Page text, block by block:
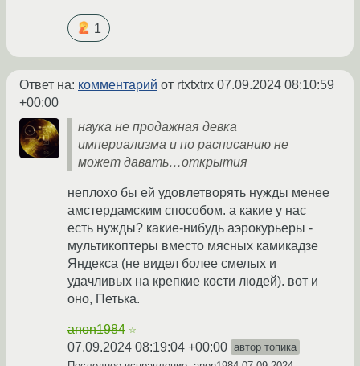
1
Ответ на: комментарий от rtxtxtrx 07.09.2024 08:10:59
+00:00
наука не продажная девка
империализма и по расписанию не
может давать…открытия
неплохо бы ей удовлетворять нужды менее
амстердамским способом. а какие у нас
есть нужды? какие-нибудь аэрокурьеры -
мультикоптеры вместо мясных камикадзе
Яндекса (не видел более смелых и
удачливых на крепкие кости людей). вот и
оно, Петька.
anon1984 ☆
07.09.2024 08:19:04 +00:00 автор топика